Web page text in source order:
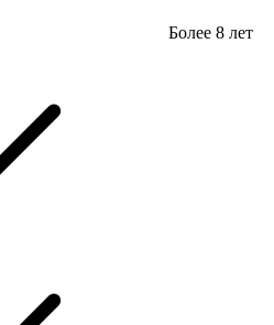
Более 8 лет